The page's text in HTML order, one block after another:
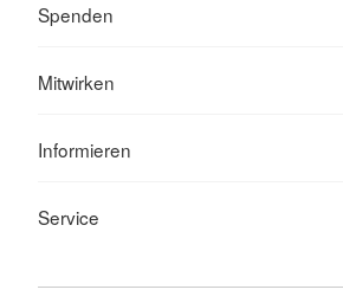
Spenden
Mitwirken
Informieren
Service